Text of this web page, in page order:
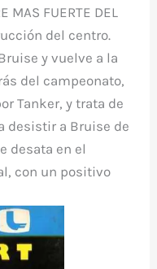
MAS FUERTE DEL
del centro.
y vuelve a la
del campeonato,
Tanker, y trata de
desistir a Bruise de
desata en el
con un positivo